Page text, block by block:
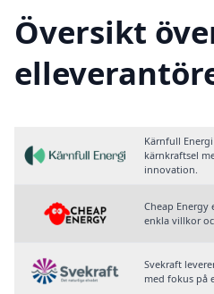
Översikt
Kärnfull
kärnkraftsel
innovation.
Cheap
enkla villkor
Svekraft
med fokus på